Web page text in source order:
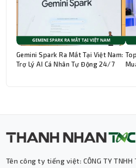
Gemini Spark Ra Mắt Tại Việt Nam:
Trợ Lý AI Cá Nhân Tự Động 24/7
Tên công ty tiếng việt: CÔNG TY TNHH